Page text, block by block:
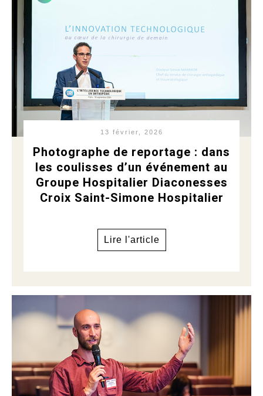
13 février, 2026
Photographe de reportage : dans
les coulisses d’un événement au
Groupe Hospitalier Diaconesses
Croix Saint-Simone Hospitalier
Lire l'article